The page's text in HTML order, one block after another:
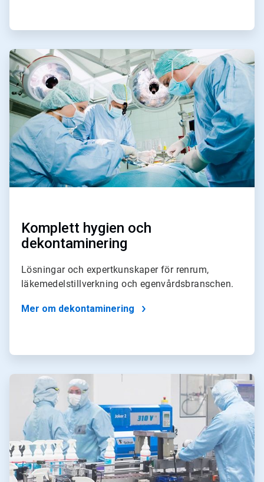
ArticleTile
för
4
Komplett hygien och
dekontaminering
Lösningar och expertkunskaper för renrum,
läkemedelstillverkning och egenvårdsbranschen.
Mer om dekontaminering
ArticleTile